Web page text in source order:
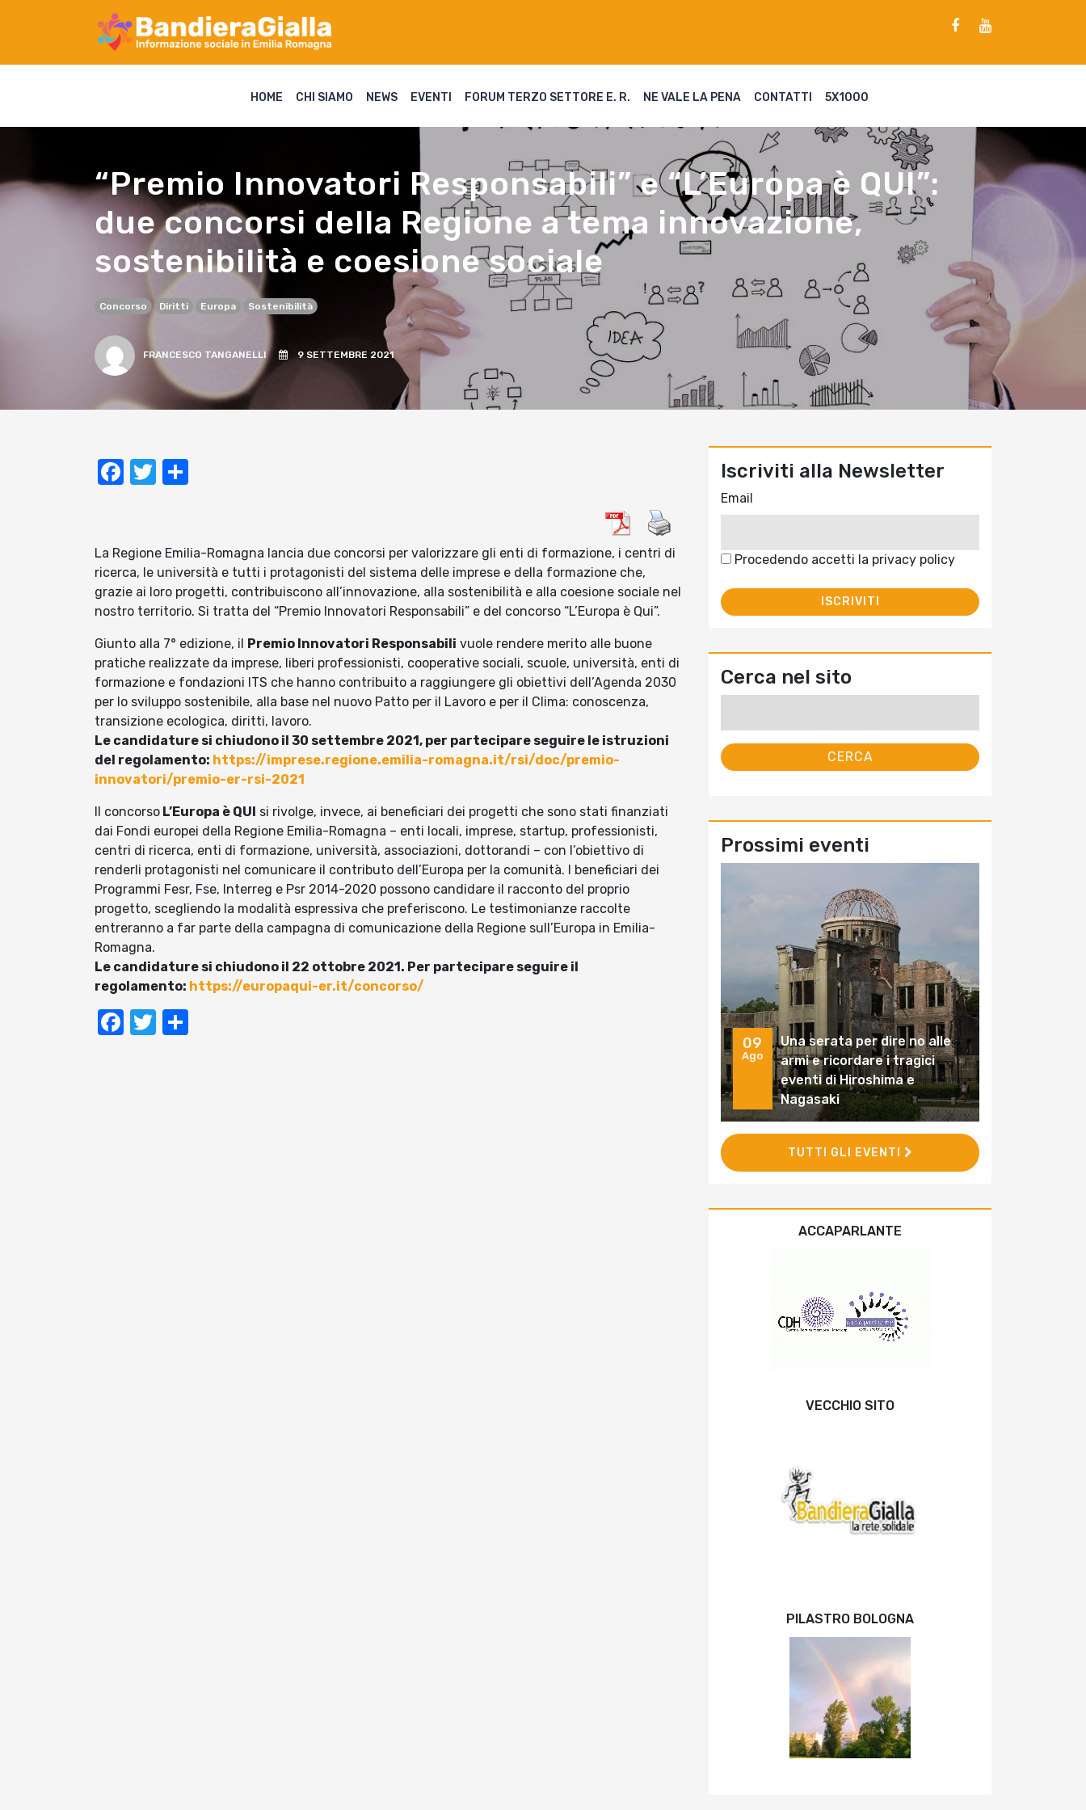
HOME CHI SIAMO NEWS EVENTI FORUM TERZO SETTORE E. R. NE VALE LA PENA CONTATTI 5X1000
“Premio Innovatori Responsabili” e “L’Europa è QUI”:
due concorsi della Regione a tema innovazione,
sostenibilità e coesione sociale
Concorso Diritti Europa Sostenibilità
FRANCESCO TANGANELLI 9 SETTEMBRE 2021
Facebook
Twitter
La Regione Emilia-Romagna lancia due concorsi per valorizzare gli enti di formazione, i centri di
ricerca, le università e tutti i protagonisti del sistema delle imprese e della formazione che,
grazie ai loro progetti, contribuiscono all’innovazione, alla sostenibilità e alla coesione sociale nel
nostro territorio. Si tratta del “Premio Innovatori Responsabili” e del concorso “L’Europa è Qui”.
Giunto alla 7° edizione, il Premio Innovatori Responsabili vuole rendere merito alle buone
pratiche realizzate da imprese, liberi professionisti, cooperative sociali, scuole, università, enti di
formazione e fondazioni ITS che hanno contribuito a raggiungere gli obiettivi dell’Agenda 2030
per lo sviluppo sostenibile, alla base nel nuovo Patto per il Lavoro e per il Clima: conoscenza,
transizione ecologica, diritti, lavoro.
Le candidature si chiudono il 30 settembre 2021, per partecipare seguire le istruzioni
del regolamento: https://imprese.regione.emilia-romagna.it/rsi/doc/premio-
innovatori/premio-er-rsi-2021
Il concorso L’Europa è QUI si rivolge, invece, ai beneficiari dei progetti che sono stati finanziati
dai Fondi europei della Regione Emilia-Romagna – enti locali, imprese, startup, professionisti,
centri di ricerca, enti di formazione, università, associazioni, dottorandi – con l’obiettivo di
renderli protagonisti nel comunicare il contributo dell’Europa per la comunità. I beneficiari dei
Programmi Fesr, Fse, Interreg e Psr 2014-2020 possono candidare il racconto del proprio
progetto, scegliendo la modalità espressiva che preferiscono. Le testimonianze raccolte
entreranno a far parte della campagna di comunicazione della Regione sull’Europa in Emilia-
Romagna.
Le candidature si chiudono il 22 ottobre 2021. Per partecipare seguire il
regolamento: https://europaqui-er.it/concorso/
Facebook
Twitter
Iscriviti alla Newsletter
Email
Procedendo accetti la privacy policy
Cerca nel sito
Prossimi eventi
09
Ago
Una serata per dire no alle
armi e ricordare i tragici
eventi di Hiroshima e
Nagasaki
TUTTI GLI EVENTI
ACCAPARLANTE
VECCHIO SITO
PILASTRO BOLOGNA